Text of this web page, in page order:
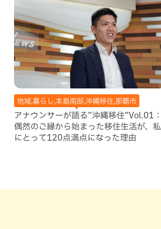
地域,暮らし,本島南部,沖縄移住,那覇市
アナウンサーが語る”沖縄移住”Vol.01：
偶然のご縁から始まった移住生活が、私
にとって120点満点になった理由